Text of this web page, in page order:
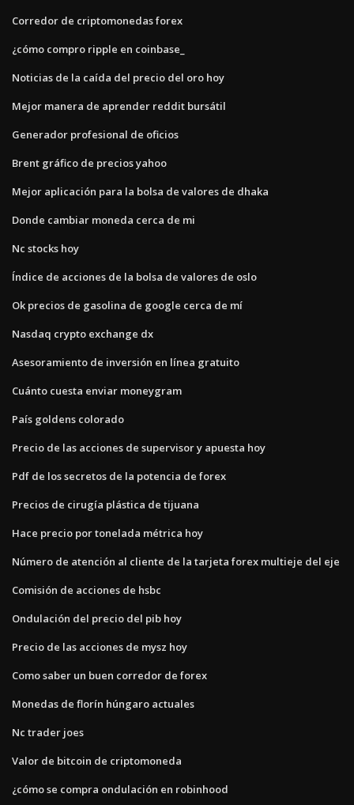
Corredor de criptomonedas forex
¿cómo compro ripple en coinbase_
Noticias de la caída del precio del oro hoy
Mejor manera de aprender reddit bursátil
Generador profesional de oficios
Brent gráfico de precios yahoo
Mejor aplicación para la bolsa de valores de dhaka
Donde cambiar moneda cerca de mi
Nc stocks hoy
Índice de acciones de la bolsa de valores de oslo
Ok precios de gasolina de google cerca de mí
Nasdaq crypto exchange dx
Asesoramiento de inversión en línea gratuito
Cuánto cuesta enviar moneygram
País goldens colorado
Precio de las acciones de supervisor y apuesta hoy
Pdf de los secretos de la potencia de forex
Precios de cirugía plástica de tijuana
Hace precio por tonelada métrica hoy
Número de atención al cliente de la tarjeta forex multieje del eje
Comisión de acciones de hsbc
Ondulación del precio del pib hoy
Precio de las acciones de mysz hoy
Como saber un buen corredor de forex
Monedas de florín húngaro actuales
Nc trader joes
Valor de bitcoin de criptomoneda
¿cómo se compra ondulación en robinhood